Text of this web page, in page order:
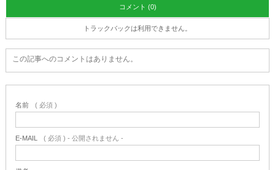
コメント (0)
トラックバックは利用できません。
この記事へのコメントはありません。
名前 ( 必須 )
E-MAIL ( 必須 ) - 公開されません -